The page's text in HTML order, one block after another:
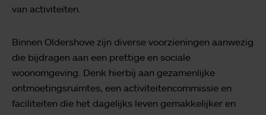
van activiteiten.
Binnen Oldershove zijn diverse voorzieningen aanwezig
die bijdragen aan een prettige en sociale
woonomgeving. Denk hierbij aan gezamenlijke
ontmoetingsruimtes, een activiteitencommissie en
faciliteiten die het dagelijks leven gemakkelijker en